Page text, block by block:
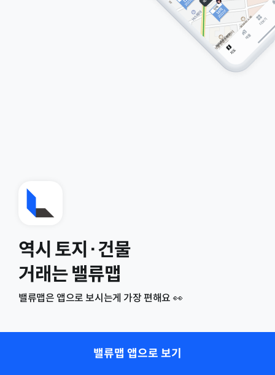
역시 토지·건물
거래는 밸류맵
밸류맵은 앱으로 보시는게 가장 편해요 👀
밸류맵 앱으로 보기